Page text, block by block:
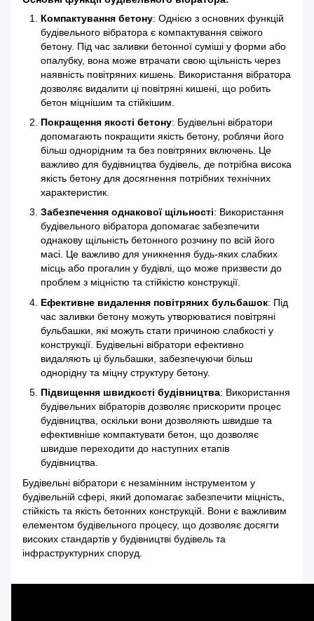
Компактування бетону: Однією з основних функцій
будівельного вібратора є компактування свіжого
бетону. Під час заливки бетонної суміші у форми або
опалубку, вона може втрачати свою щільність через
наявність повітряних кишень. Використання вібратора
дозволяє видалити ці повітряні кишені, що робить
бетон міцнішим та стійкішим.
Покращення якості бетону: Будівельні вібратори
допомагають покращити якість бетону, роблячи його
більш однорідним та без повітряних включень. Це
важливо для будівництва будівель, де потрібна висока
якість бетону для досягнення потрібних технічних
характеристик.
Забезпечення однакової щільності: Використання
будівельного вібратора допомагає забезпечити
однакову щільність бетонного розчину по всій його
масі. Це важливо для уникнення будь-яких слабких
місць або прогалин у будівлі, що може призвести до
проблем з міцністю та стійкістю конструкції.
Ефективне видалення повітряних бульбашок: Під
час заливки бетону можуть утворюватися повітряні
бульбашки, які можуть стати причиною слабкості у
конструкції. Будівельні вібратори ефективно
видаляють ці бульбашки, забезпечуючи більш
однорідну та міцну структуру бетону.
Підвищення швидкості будівництва: Використання
будівельних вібраторів дозволяє прискорити процес
будівництва, оскільки вони дозволяють швидше та
ефективніше компактувати бетон, що дозволяє
швидше переходити до наступних етапів
будівництва.
Будівельні вібратори є незамінним інструментом у
будівельній сфері, який допомагає забезпечити міцність,
стійкість та якість бетонних конструкцій. Вони є важливим
елементом будівельного процесу, що дозволяє досягти
високих стандартів у будівництві будівель та
інфраструктурних споруд.